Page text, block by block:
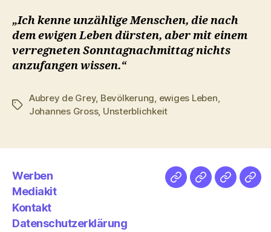
„Ich kenne unzählige Menschen, die nach
dem ewigen Leben dürsten, aber mit einem
verregneten Sonntagnachmittag nichts
anzufangen wissen.“
Schlagwörter
Aubrey de Grey, Bevölkerung, ewiges Leben,
Johannes Gross, Unsterblichkeit
Werben
Mediakit
Kontakt
Datenschutzerklärung
NetzMedien